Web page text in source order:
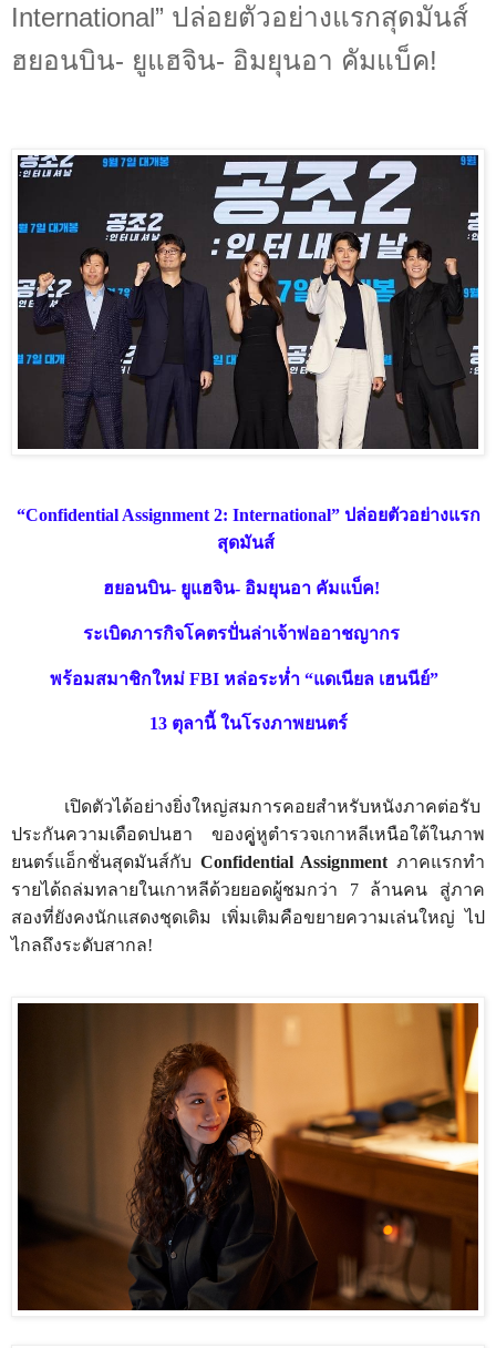
International” ปล่อยตัวอย่างแรกสุดมันส์
ฮยอนบิน- ยูแฮจิน- อิมยุนอา คัมแบ็ค!
“Confidential Assignment 2: International” ปล่อยตัวอย่างแรก
สุดมันส์
ฮยอนบิน- ยูแฮจิน- อิมยุนอา คัมแบ็ค!
ระเบิดภารกิจโคตรปั่นล่าเจ้าพ่ออาชญากร
พร้อมสมาชิกใหม่ FBI หล่อระห่ำ“แดเนียล เฮนนีย์”
13 ตุลานี้ ในโรงภาพยนตร์
เปิดตัวได้อย่างยิ่งใหญ่สมการคอยสำหรับหนังภาคต่อรับ
ประกันความเดือดปนฮา ของคูู่หูตำรวจเกาหลีเหนือใต้ในภาพ
ยนตร์แอ็กชั่นสุดมันส์กับ Confidential Assignment ภาคแรกทำ
รายได้ถล่มทลายในเกาหลีด้วยยอดผู้ชมกว่า 7 ล้านคน สู่ภาค
สองที่ยังคงนักแสดงชุดเดิม เพิ่มเติมคือขยายความเล่นใหญ่ ไป
ไกลถึงระดับสากล!